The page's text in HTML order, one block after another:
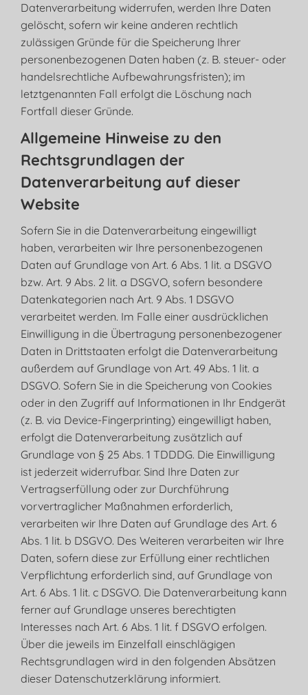
Datenverarbeitung widerrufen, werden Ihre Daten
gelöscht, sofern wir keine anderen rechtlich
zulässigen Gründe für die Speicherung Ihrer
personenbezogenen Daten haben (z. B. steuer- oder
handelsrechtliche Aufbewahrungsfristen); im
letztgenannten Fall erfolgt die Löschung nach
Fortfall dieser Gründe.
Allgemeine Hinweise zu den
Rechtsgrundlagen der
Datenverarbeitung auf dieser
Website
Sofern Sie in die Datenverarbeitung eingewilligt
haben, verarbeiten wir Ihre personenbezogenen
Daten auf Grundlage von Art. 6 Abs. 1 lit. a DSGVO
bzw. Art. 9 Abs. 2 lit. a DSGVO, sofern besondere
Datenkategorien nach Art. 9 Abs. 1 DSGVO
verarbeitet werden. Im Falle einer ausdrücklichen
Einwilligung in die Übertragung personenbezogener
Daten in Drittstaaten erfolgt die Datenverarbeitung
außerdem auf Grundlage von Art. 49 Abs. 1 lit. a
DSGVO. Sofern Sie in die Speicherung von Cookies
oder in den Zugriff auf Informationen in Ihr Endgerät
(z. B. via Device-Fingerprinting) eingewilligt haben,
erfolgt die Datenverarbeitung zusätzlich auf
Grundlage von § 25 Abs. 1 TDDDG. Die Einwilligung
ist jederzeit widerrufbar. Sind Ihre Daten zur
Vertragserfüllung oder zur Durchführung
vorvertraglicher Maßnahmen erforderlich,
verarbeiten wir Ihre Daten auf Grundlage des Art. 6
Abs. 1 lit. b DSGVO. Des Weiteren verarbeiten wir Ihre
Daten, sofern diese zur Erfüllung einer rechtlichen
Verpflichtung erforderlich sind, auf Grundlage von
Art. 6 Abs. 1 lit. c DSGVO. Die Datenverarbeitung kann
ferner auf Grundlage unseres berechtigten
Interesses nach Art. 6 Abs. 1 lit. f DSGVO erfolgen.
Über die jeweils im Einzelfall einschlägigen
Rechtsgrundlagen wird in den folgenden Absätzen
dieser Datenschutzerklärung informiert.